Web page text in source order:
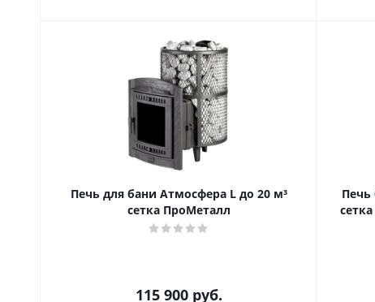
Печь для бани Атмосфера L до 20 м³
сетка ПроМеталл
115 900руб.
Печь